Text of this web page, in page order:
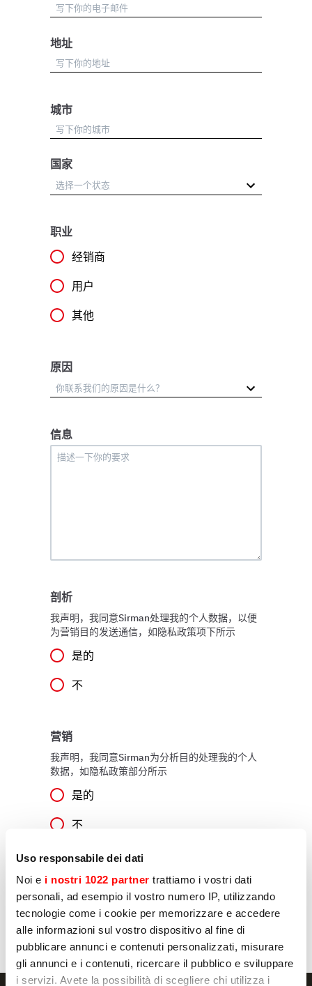
Uso responsabile dei dati
Noi e i nostri 1022 partner trattiamo i vostri dati
personali, ad esempio il vostro numero IP, utilizzando
tecnologie come i cookie per memorizzare e accedere
alle informazioni sul vostro dispositivo al fine di
pubblicare annunci e contenuti personalizzati, misurare
gli annunci e i contenuti, ricercare il pubblico e sviluppare
i servizi. Avete la possibilità di scegliere chi utilizza i
地址
城市
国家
职业
经销商
用户
其他
原因
信息
剖析
我声明，我同意Sirman处理我的个人数据，以便
为营销目的发送通信，如隐私政策项下所示
是的
不
营销
我声明，我同意Sirman为分析目的处理我的个人
数据，如隐私政策部分所示
是的
不
发送